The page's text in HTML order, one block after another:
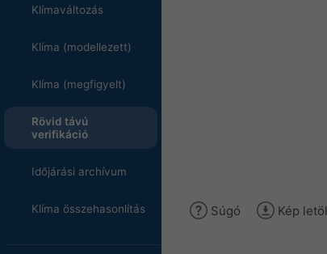
Klímaváltozás
Klíma (modellezett)
Klíma (megfigyelt)
Rövid távú
verifikáció
Időjárási archívum
Klíma összehasonlítás Súgó Kép